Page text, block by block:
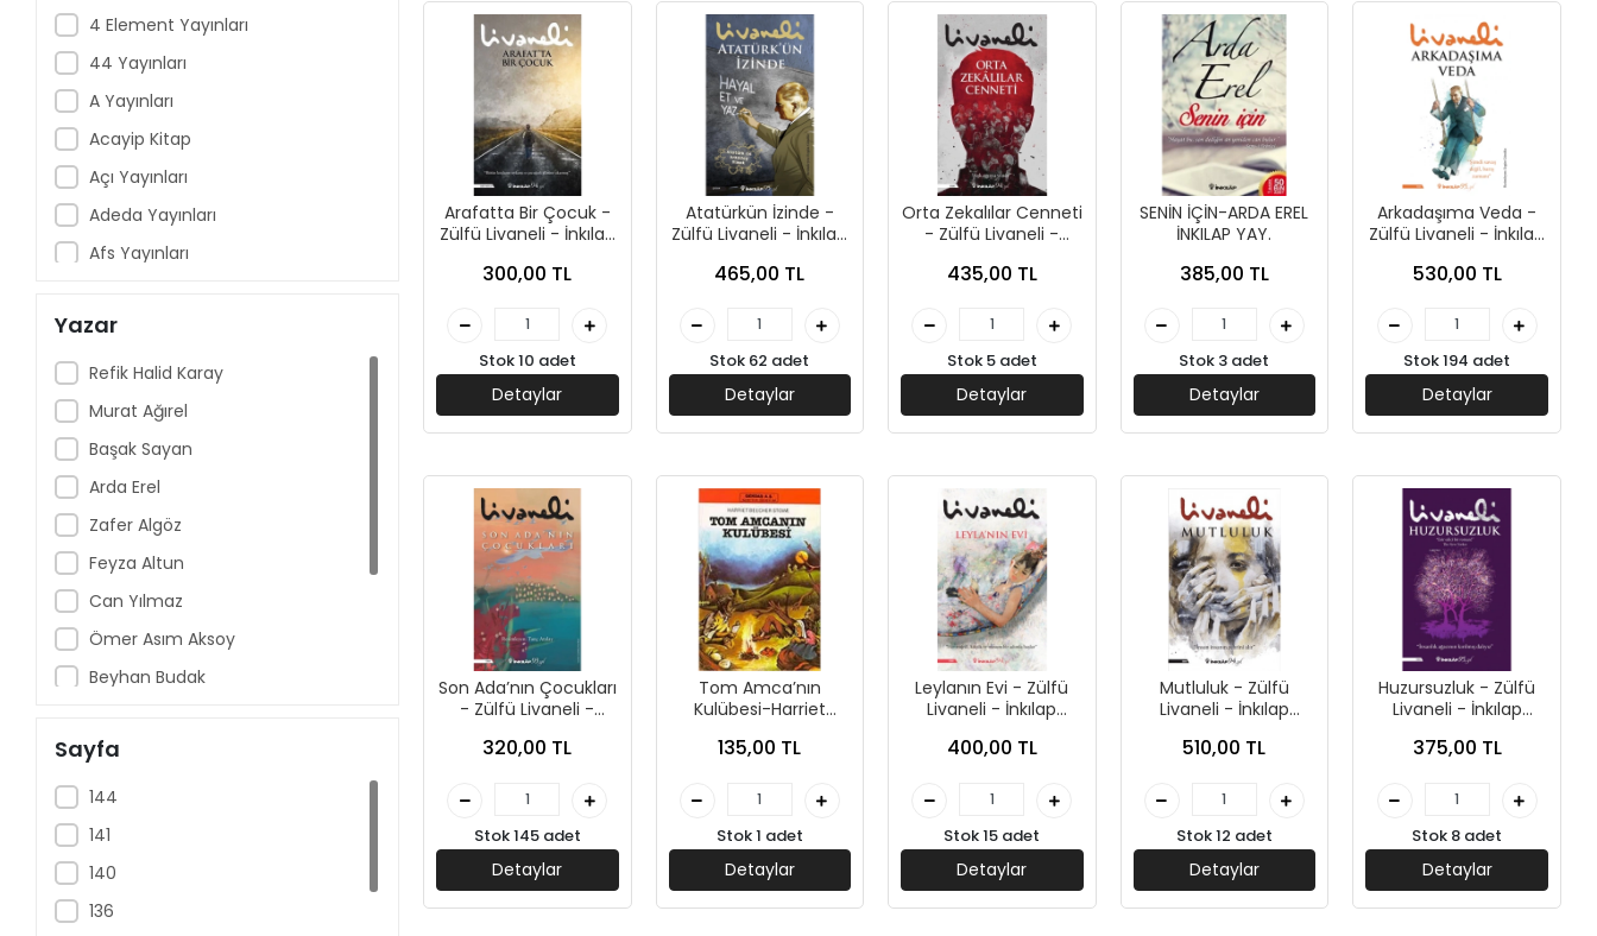
4 Element Yayınları
44 Yayınları
A Yayınları
Acayip Kitap
Açı Yayınları
Adeda Yayınları
Afs Yayınları
Aile Yayınları
Akçağ Yayınları
AkılÇelen Yayınları
Aklımda Zeka
Akvaryum Yayınları
Alfa Yayınları
Altı Şapka Yayınları
Altın Karma Yayınları
Altın Kitaplar
Altınpost Yayınları
Ankara Kitap Merkezi
Anonim Yayınları
Antik Kitap
Antrenman Yayınları
April Yayınları
Yazar
Refik Halid Karay
Murat Ağırel
Başak Sayan
Arda Erel
Zafer Algöz
Feyza Altun
Can Yılmaz
Ömer Asım Aksoy
Beyhan Budak
Arman Atilla
Harriet Beecher Stowe
Aşık Veysel
Sayfa
144
141
140
136
Arafatta Bir Çocuk -
Zülfü Livaneli - İnkılap
300,00 TL
Stok 10 adet
Detaylar
Atatürkün İzinde -
Zülfü Livaneli - İnkılap
465,00 TL
Stok 62 adet
Detaylar
Orta Zekalılar Cenneti
- Zülfü Livaneli -
435,00 TL
Stok 5 adet
Detaylar
SENİN İÇİN-ARDA EREL
İNKILAP YAY.
385,00 TL
Stok 3 adet
Detaylar
Arkadaşıma Veda -
Zülfü Livaneli - İnkılap
530,00 TL
Stok 194 adet
Detaylar
Son Ada’nın Çocukları
- Zülfü Livaneli -
320,00 TL
Stok 145 adet
Detaylar
Tom Amca’nın
Kulübesi-Harriet
İnkılap Kitabevi
135,00 TL
Stok 1 adet
Detaylar
Leylanın Evi - Zülfü
Livaneli - İnkılap
400,00 TL
Stok 15 adet
Detaylar
Mutluluk - Zülfü
Livaneli - İnkılap
510,00 TL
Stok 12 adet
Detaylar
Huzursuzluk - Zülfü
Livaneli - İnkılap
375,00 TL
Stok 8 adet
Detaylar